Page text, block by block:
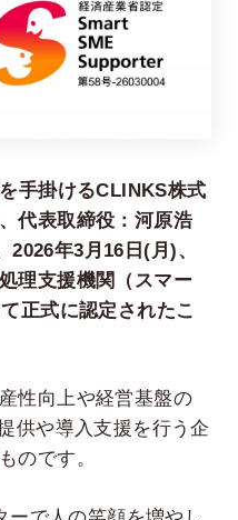
社員数
年6月時点
手掛けるCLINKS株式
代表取締役：河原浩
年3月16日(月)、
理支援機関（スマー
正式に認定されたこ
性向上や経営基盤の
供や導入支援を行う企
のです。